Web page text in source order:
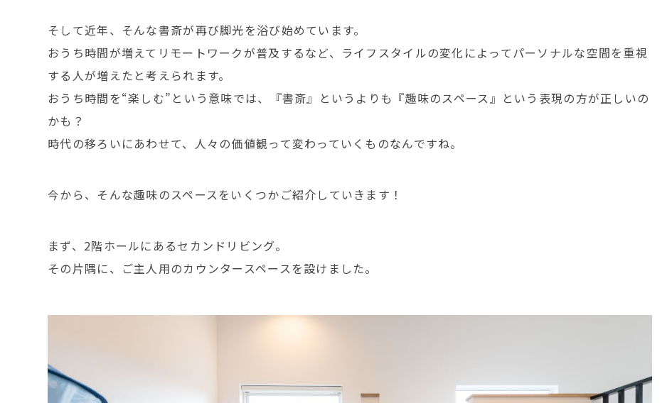
そして近年、そんな書斎が再び脚光を浴び始めています。
おうち時間が増えてリモートワークが普及するなど、ライフスタイルの変化によってパーソナルな空間を重視
する人が増えたと考えられます。
おうち時間を“楽しむ”という意味では、『書斎』というよりも『趣味のスペース』という表現の方が正しいの
かも？
時代の移ろいにあわせて、人々の価値観って変わっていくものなんですね。
今から、そんな趣味のスペースをいくつかご紹介していきます！
まず、2階ホールにあるセカンドリビング。
その片隅に、ご主人用のカウンタースペースを設けました。